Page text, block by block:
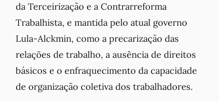
da Terceirização e a Contrarreforma
Trabalhista, e mantida pelo atual governo
Lula-Alckmin, como a precarização das
relações de trabalho, a ausência de direitos
básicos e o enfraquecimento da capacidade
de organização coletiva dos trabalhadores.